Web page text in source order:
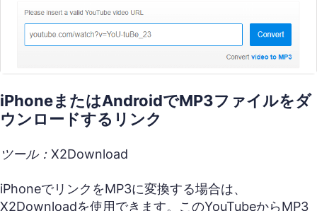
iPhoneまたはAndroidでMP3ファイルをダ
ウンロードするリンク
ツール：X2Download
iPhoneでリンクをMP3に変換する場合は、
X2Downloadを使用できます。このYouTubeからMP3